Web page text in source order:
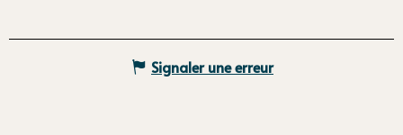
Signaler une erreur